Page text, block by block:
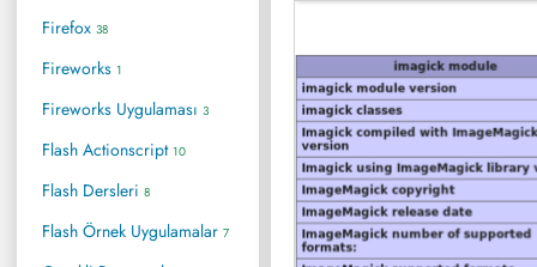
Firefox 38
Fireworks 1
Fireworks Uygulaması 3
Flash Actionscript 10
Flash Dersleri 8
Flash Örnek Uygulamalar 7